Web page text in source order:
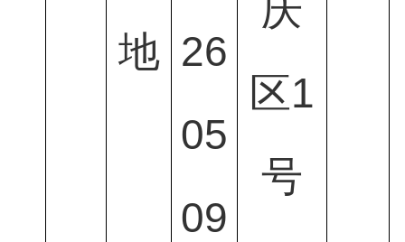
地 26
05
09
庆
区1
号